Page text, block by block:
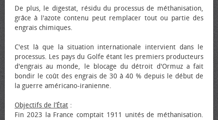
De plus, le digestat, résidu du processus de méthanisation,
grâce à l'azote contenu peut remplacer tout ou partie des
engrais chimiques.
C'est là que la situation internationale intervient dans le
processus. Les pays du Golfe étant les premiers producteurs
d'engrais au monde, le blocage du détroit d'Ormuz a fait
bondir le coût des engrais de 30 à 40 % depuis le début de
la guerre américano-iranienne.
Objectifs de l’État :
Fin 2023 la France comptait 1911 unités de méthanisation.